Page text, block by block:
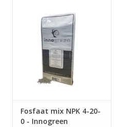
Fosfaat mix NPK 4-20-
0 - Innogreen